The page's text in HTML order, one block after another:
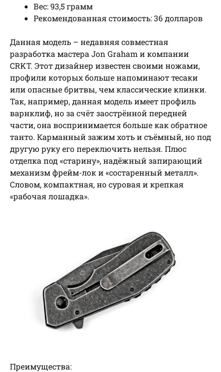
Вес: 93,5 грамм
Рекомендованная стоимость: 36 долларов
Данная модель – недавняя совместная
разработка мастера Jon Graham и компании
CRKT. Этот дизайнер известен своими ножами,
профили которых больше напоминают тесаки
или опасные бритвы, чем классические клинки.
Так, например, данная модель имеет профиль
варнклиф, но за счёт заострённой передней
части, она воспринимается больше как обратное
танто. Карманный зажим хоть и съёмный, но под
другую руку его переключить нельзя. Плюс
отделка под «старину», надёжный запирающий
механизм фрейм-лок и «состаренный металл».
Словом, компактная, но суровая и крепкая
«рабочая лошадка».
Преимущества: